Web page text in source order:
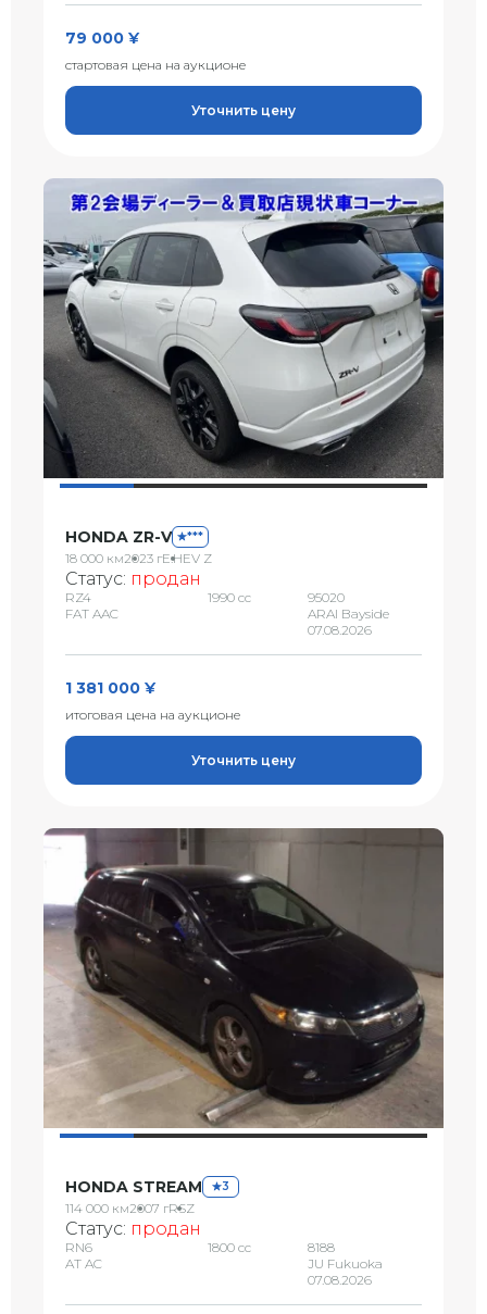
79 000 ¥
стартовая цена на аукционе
Уточнить цену
HONDA ZR-V ***
18 000 км2023 гE:HEV Z
Статус: продан
RZ4
FAT AAC
1990 сс
95020
ARAI Bayside
07.08.2026
1 381 000 ¥
итоговая цена на аукционе
Уточнить цену
HONDA STREAM 3
114 000 км2007 гRSZ
Статус: продан
RN6
AT AC
1800 сс
8188
JU Fukuoka
07.08.2026